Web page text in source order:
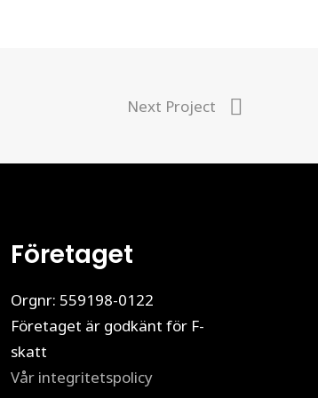
Next Project
Företaget
Orgnr: 559198-0122
Företaget är godkänt för F-
skatt
Vår integritetspolicy